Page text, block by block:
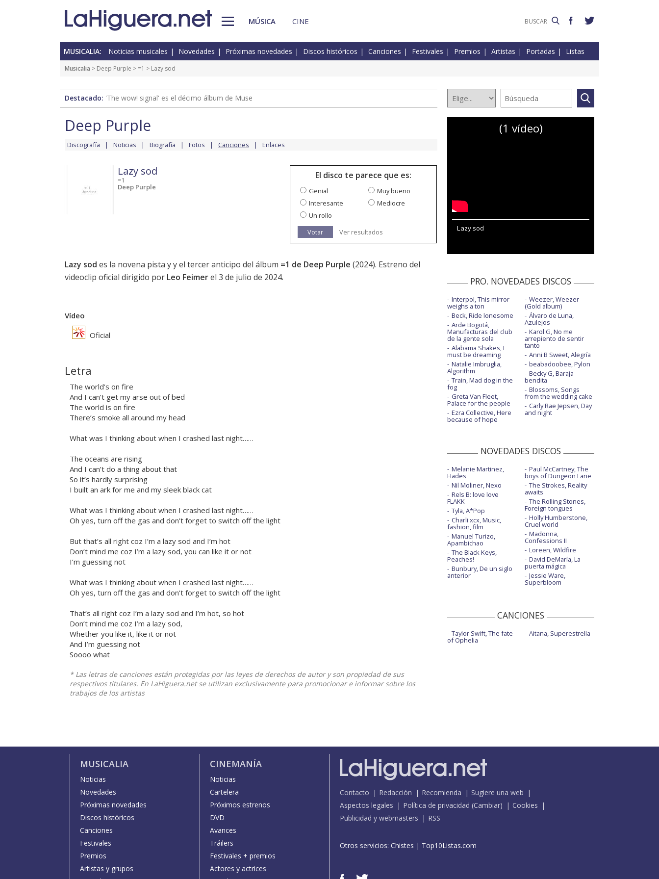
MÚSICA CINE
MUSICALIA: Noticias musicales Novedades Próximas novedades Discos históricos Canciones Festivales Premios Artistas Portadas Listas
Musicalia > Deep Purple >=1 > Lazy sod
Destacado: 'The wow! signal' es el décimo álbum de Muse
Deep Purple
Discografía Noticias Biografía Fotos Canciones Enlaces
Lazy sod
=1
Deep Purple
El disco te parece que es:
Genial
Muy bueno
Interesante
Mediocre
Un rollo
Votar
Ver resultados
Lazy sod es la novena pista y y el tercer anticipo del álbum =1 de Deep Purple (2024). Estreno del
videoclip oficial dirigido por Leo Feimerel 3 de julio de 2024.
Vídeo
Oficial
Letra
The world’s on fire
And I can’t get my arse out of bed
The world is on fire
There’s smoke all around my head
What was I thinking about when I crashed last night……
The oceans are rising
And I can’t do a thing about that
So it’s hardly surprising
I built an ark for me and my sleek black cat
What was I thinking about when I crashed last night……
Oh yes, turn off the gas and don’t forget to switch off the light
But that’s all right coz I’m a lazy sod and I’m hot
Don’t mind me coz I’m a lazy sod, you can like it or not
I’m guessing not
What was I thinking about when I crashed last night……
Oh yes, turn off the gas and don’t forget to switch off the light
That’s all right coz I’m a lazy sod and I’m hot, so hot
Don’t mind me coz I’m a lazy sod,
Whether you like it, like it or not
And I’m guessing not
Soooo what
* Las letras de canciones están protegidas por las leyes de derechos de autor y son propiedad de sus
respectivos titulares. En LaHiguera.net se utilizan exclusivamente para promocionar e informar sobre los
trabajos de los artistas
(1 vídeo)
Lazy sod
PRO. NOVEDADES DISCOS
Interpol, This mirror
weighs a ton
Beck, Ride lonesome
Arde Bogotá,
Manufacturas del club
de la gente sola
Alabama Shakes, I
must be dreaming
Natalie Imbruglia,
Algorithm
Train, Mad dog in the
fog
Greta Van Fleet,
Palace for the people
Ezra Collective, Here
because of hope
Weezer, Weezer
(Gold album)
Álvaro de Luna,
Azulejos
Karol G, No me
arrepiento de sentir
tanto
Anni B Sweet, Alegría
beabadoobee, Pylon
Becky G, Baraja
bendita
Blossoms, Songs
from the wedding cake
Carly Rae Jepsen, Day
and night
NOVEDADES DISCOS
Melanie Martinez,
Hades
Nil Moliner, Nexo
Rels B: love love
FLAKK
Tyla, A*Pop
Charli xcx, Music,
fashion, film
Manuel Turizo,
Apambichao
The Black Keys,
Peaches!
Bunbury, De un siglo
anterior
Paul McCartney, The
boys of Dungeon Lane
The Strokes, Reality
awaits
The Rolling Stones,
Foreign tongues
Holly Humberstone,
Cruel world
Madonna,
Confessions II
Loreen, Wildfire
David DeMaría, La
puerta mágica
Jessie Ware,
Superbloom
CANCIONES
Taylor Swift, The fate
of Ophelia
Aitana, Superestrella
MUSICALIA
Noticias
Novedades
Próximas novedades
Discos históricos
Canciones
Festivales
Premios
Artistas y grupos
CINEMANÍA
Noticias
Cartelera
Próximos estrenos
DVD
Avances
Tráilers
Festivales + premios
Actores y actrices
Contacto Redacción Recomienda
Sugiere una web
Aspectos legales
Política de privacidad (Cambiar)
Cookies
Publicidad y webmasters
RSS
Otros servicios: Chistes | Top10Listas.com